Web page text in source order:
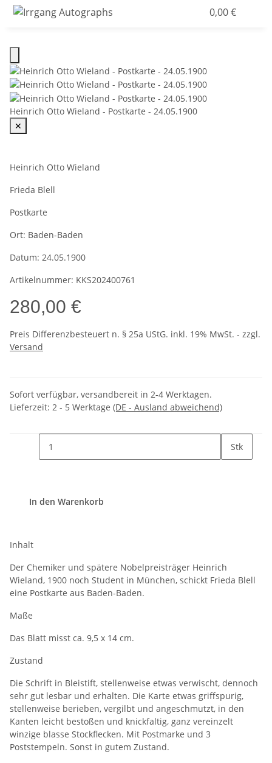
0,00 €
Heinrich Otto Wieland - Postkarte - 24.05.1900
✕
Heinrich Otto Wieland
Frieda Blell
Postkarte
Ort: Baden-Baden
Datum: 24.05.1900
Artikelnummer: KKS202400761
280,00 €
Preis Differenzbesteuert n. § 25a UStG. inkl. 19% MwSt. - zzgl.
Versand
Sofort verfügbar, versandbereit in 2-4 Werktagen.
Lieferzeit: 2 - 5 Werktage (DE - Ausland abweichend)
Stk
In den Warenkorb
Inhalt
Der Chemiker und spätere Nobelpreisträger Heinrich
Wieland, 1900 noch Student in München, schickt Frieda Blell
eine Postkarte aus Baden-Baden.
Maße
Das Blatt misst ca. 9,5 x 14 cm.
Zustand
Die Schrift in Bleistift, stellenweise etwas verwischt, dennoch
sehr gut lesbar und erhalten. Die Karte etwas griffspurig,
stellenweise berieben, vergilbt und angeschmutzt, in den
Kanten leicht bestoßen und knickfaltig, ganz vereinzelt
winzige blasse Stockflecken. Mit Postmarke und 3
Poststempeln. Sonst in gutem Zustand.